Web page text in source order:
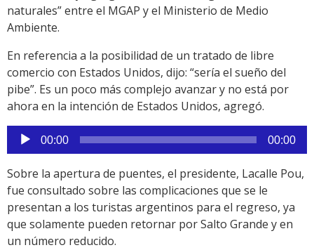
naturales” entre el MGAP y el Ministerio de Medio
Ambiente.
En referencia a la posibilidad de un tratado de libre
comercio con Estados Unidos, dijo: “sería el sueño del
pibe”. Es un poco más complejo avanzar y no está por
ahora en la intención de Estados Unidos, agregó.
Reproductor
de
audio
00:00 00:00
Sobre la apertura de puentes, el presidente, Lacalle Pou,
fue consultado sobre las complicaciones que se le
presentan a los turistas argentinos para el regreso, ya
que solamente pueden retornar por Salto Grande y en
un número reducido.